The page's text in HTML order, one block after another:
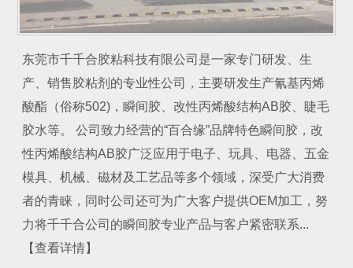
东莞市千千合胶粘科技有限公司是一家专门研发、生
产、销售胶粘剂的专业性公司，主要研发生产氰基丙烯
酸酯（俗称502)，瞬间胶、改性丙烯酸结构AB胶、睫毛
胶水等。 公司致力经营的“百合缘”品牌特色瞬间胶，改
性丙烯酸结构AB胶广泛应用于电子、玩具、电器、五金
模具、机械、磁材及工艺品等多个领域，深受广大消费
者的青睐，同时公司还可为广大客户提供OEM加工，努
力将千千合公司的瞬间胶专业产品与客户紧密联系...
【查看详情】